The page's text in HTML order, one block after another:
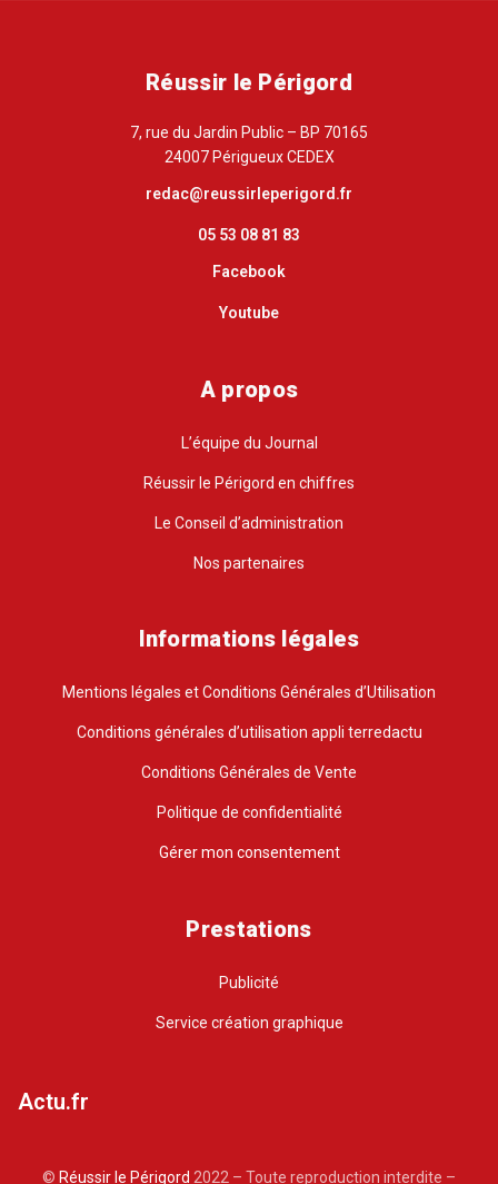
Réussir le Périgord
7, rue du Jardin Public – BP 70165
24007 Périgueux CEDEX
redac@reussirleperigord.fr
05 53 08 81 83
Facebook
Youtube
A propos
L’équipe du Journal
Réussir le Périgord en chiffres
Le Conseil d’administration
Nos partenaires
Informations légales
Mentions légales et Conditions Générales d’Utilisation
Conditions générales d’utilisation appli terredactu
Conditions Générales de Vente
Politique de confidentialité
Gérer mon consentement
Prestations
Publicité
Service création graphique
Actu.fr
© Réussir le Périgord 2022 – Toute reproduction interdite –